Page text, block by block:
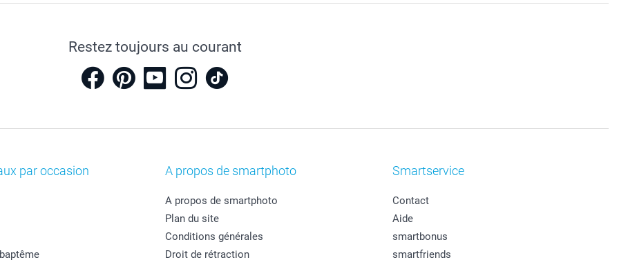
Restez toujours au courant
par occasion A propos de smartphoto
A propos de smartphoto
Plan du site
Conditions générales
Droit de rétraction
Smartservice
Contact
Aide
smartbonus
smartfriends